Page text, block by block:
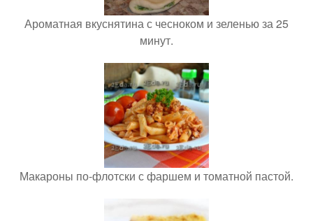
Ароматная вкуснятина с чесноком и зеленью за 25
минут.
Макароны по-флотски с фаршем и томатной пастой.